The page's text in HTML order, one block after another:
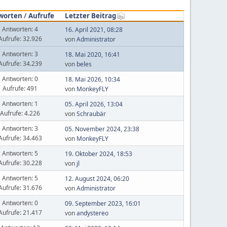
/Aufrufe Letzter Beitrag
Antworten: 4
32.926
16. April 2021, 08:28
vonAdministrator
Antworten: 3
34.239
18. Mai 2020, 16:41
von beles
Antworten: 0
Aufrufe: 491
18. Mai 2026, 10:34
von MonkeyFLY
Antworten: 1
Aufrufe: 4.226
05. April 2026, 13:04
vonSchraubär
Antworten: 3
34.463
05. November 2024, 23:38
von MonkeyFLY
Antworten: 5
30.228
19. Oktober 2024, 18:53
von jl
Antworten: 5
31.676
12. August 2024, 06:20
vonAdministrator
Antworten: 0
21.417
09. September 2023, 16:01
vonandystereo